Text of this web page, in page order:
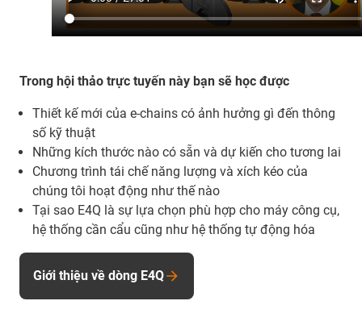
Trong hội thảo trực tuyến này bạn sẽ học được
Thiết kế mới của e-chains có ảnh hưởng gì đến thông
số kỹ thuật
Những kích thước nào có sẵn và dự kiến cho tương lai
Chương trình tái chế năng lượng và xích kéo của
chúng tôi hoạt động như thế nào
Tại sao E4Q là sự lựa chọn phù hợp cho máy công cụ,
hệ thống cần cẩu cũng như hệ thống tự động hóa
Giới thiệu về dòng E4Q